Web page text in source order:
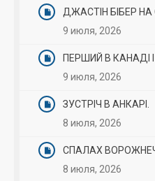
ДЖАСТІН БІБЕР НА
9 июля, 2026
ПЕРШИЙ В КАНАДІ
9 июля, 2026
ЗУСТРІЧ В АНКАРІ.
8 июля, 2026
СПАЛАХ
8 июля, 2026